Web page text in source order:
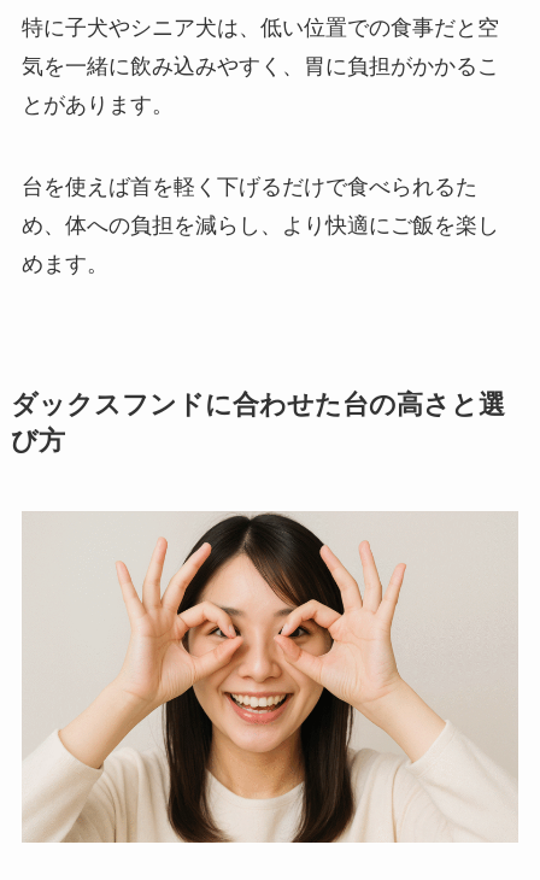
特に子犬やシニア犬は、低い位置での食事だと空
気を一緒に飲み込みやすく、胃に負担がかかるこ
とがあります。
台を使えば首を軽く下げるだけで食べられるた
め、体への負担を減らし、より快適にご飯を楽し
めます。
ダックスフンドに合わせた台の高さと選
び方